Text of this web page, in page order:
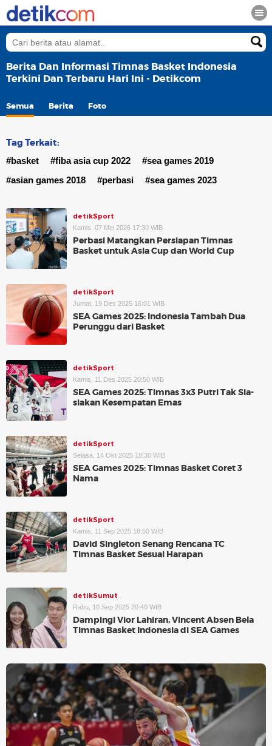
Berita Dan Informasi Timnas Basket Indonesia
Terkini Dan Terbaru Hari Ini - Detikcom
Semua Berita Foto
Tag Terkait:
#basket #fiba asia cup 2022
#sea games 2019
#asian games 2018
#perbasi #sea games 2023
detikSport
Kamis, 07 Mei 2026 17:30 WIB
Perbasi Matangkan Persiapan Timnas
Basket untuk Asia Cup dan World Cup
detikSport
Jumat, 19 Des 2025 16:01 WIB
SEA Games 2025: Indonesia Tambah Dua
Perunggu dari Basket
detikSport
Kamis, 11 Des 2025 20:50 WIB
SEA Games 2025: Timnas 3x3 Putri Tak Sia-
siakan Kesempatan Emas
detikSport
Selasa, 14 Okt 2025 18:30 WIB
SEA Games 2025: Timnas Basket Coret 3
Nama
detikSport
Kamis, 11 Sep 2025 18:50 WIB
David Singleton Senang Rencana TC
Timnas Basket Sesuai Harapan
detikSumut
Rabu, 10 Sep 2025 20:40 WIB
Dampingi Vior Lahiran, Vincent Absen Bela
Timnas Basket Indonesia di SEA Games